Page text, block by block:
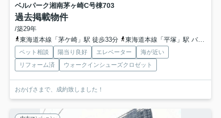
ベルパーク湘南茅ヶ崎C号棟703
過去掲載物件
/築29年
東海道本線「茅ケ崎」駅 徒歩33分
東海道本線「平塚」駅 バス10分 「今宿」 停歩2分
ペット相談 陽当り良好 エレベーター
海が近い
リフォーム済
ウォークインシューズクロゼット
おかげさまで、成約致しました！